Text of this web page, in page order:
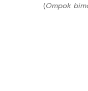
(Ompok